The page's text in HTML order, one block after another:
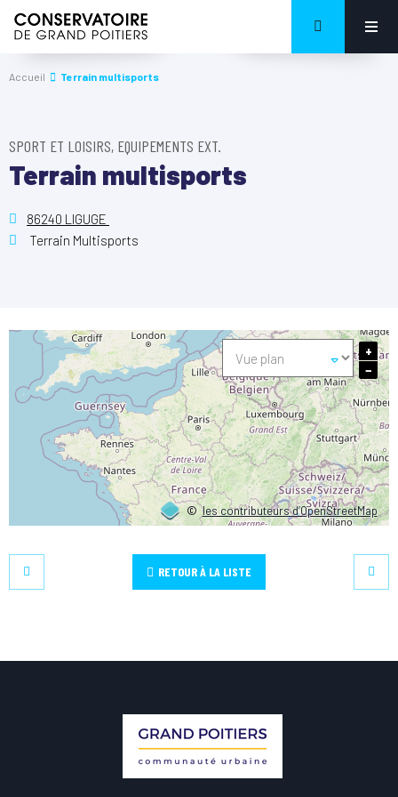
Accueil Terrain multisports
SPORT ET LOISIRS, EQUIPEMENTS EXT.
Terrain multisports
86240 LIGUGE
Terrain Multisports
©les contributeurs d’OpenStreetMap
+
−
RETOUR À LA LISTE